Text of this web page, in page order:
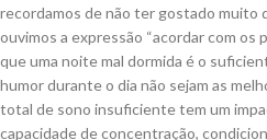
recordamos de não ter gostado muito
ouvimos a expressão “acordar com os
que uma noite mal dormida é o
humor durante o dia não sejam as
total de sono insuficiente tem um
capacidade de concentração,